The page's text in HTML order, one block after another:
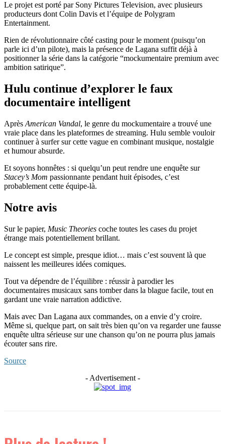
Le projet est porté par Sony Pictures Television, avec plusieurs
producteurs dont Colin Davis et l’équipe de Polygram
Entertainment.
Rien de révolutionnaire côté casting pour le moment (puisqu’on
parle ici d’un pilote), mais la présence de Lagana suffit déjà à
positionner la série dans la catégorie “mockumentaire premium avec
ambition satirique”.
Hulu continue d’explorer le faux
documentaire intelligent
Après American Vandal, le genre du mockumentaire a trouvé une
vraie place dans les plateformes de streaming. Hulu semble vouloir
continuer à surfer sur cette vague en combinant musique, nostalgie
et humour absurde.
Et soyons honnêtes : si quelqu’un peut rendre une enquête sur
Stacey’s Mom passionnante pendant huit épisodes, c’est
probablement cette équipe-là.
Notre avis
Sur le papier, Music Theories coche toutes les cases du projet
étrange mais potentiellement brillant.
Le concept est simple, presque idiot… mais c’est souvent là que
naissent les meilleures idées comiques.
Tout va dépendre de l’équilibre : réussir à parodier les
documentaires musicaux sans tomber dans la blague facile, tout en
gardant une vraie narration addictive.
Mais avec Dan Lagana aux commandes, on a envie d’y croire.
Même si, quelque part, on sait très bien qu’on va regarder une fausse
enquête ultra sérieuse sur une chanson qu’on ne pourra plus jamais
écouter sans rire.
Source
- Advertisement -